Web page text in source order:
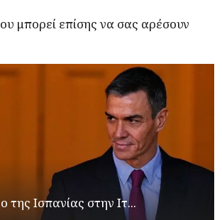
μπορεί επίσης να σας αρέσουν
της Ισπανίας στην Ιτ...